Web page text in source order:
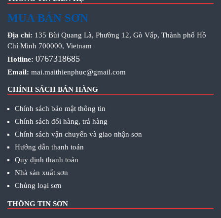
MUA BÁN SƠN
Địa chỉ: 135 Bùi Quang Là, Phường 12, Gò Vấp, Thành phố Hồ
Chí Minh 700000, Vietnam
Hotline: 0767318685
Email: mai.maithienphuc@gmail.com
CHÍNH SÁCH BÁN HÀNG
Chính sách bảo mật thông tin
Chính sách đổi hàng, trả hàng
Chính sách vận chuyển và giao nhận sơn
Hướng dẫn thanh toán
Quy định thanh toán
Nhà sản xuất sơn
Chủng loại sơn
THÔNG TIN SƠN